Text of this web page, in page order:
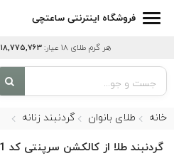
فروشگاه اینترنتی ساعتچی
هر گرم طلای 18 عیار: 18,775,763
خانه طلای بانوان گردنبند زنانه
گردنبند طلا از کالکشن سرپنتی کد CN731